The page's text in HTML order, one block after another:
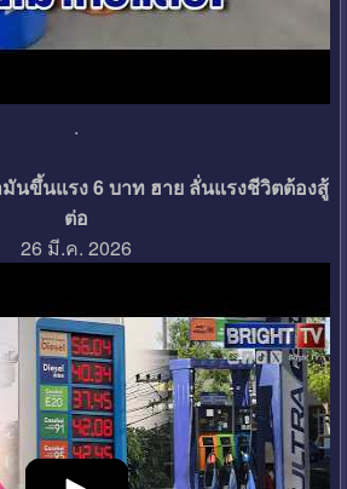
.
นขึ้นแรง 6 บาท ฮาย ลั่นแรงชีวิตต้องสู้
ต่อ
26 มี.ค. 2026